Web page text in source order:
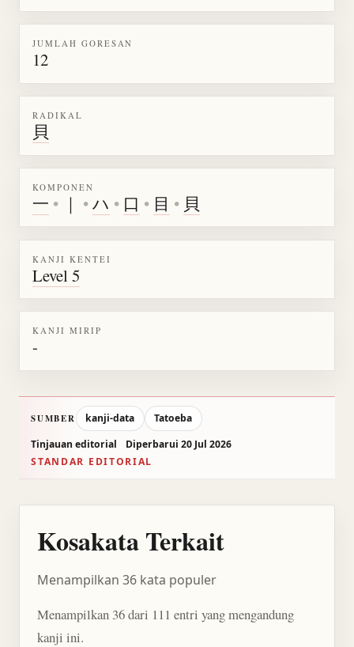
JUMLAH GORESAN
12
RADIKAL
貝
KOMPONEN
一 • ｜ •ハ • 口 • 目 • 貝
KANJI KENTEI
Level 5
KANJI MIRIP
-
SUMBER kanji-data
Tatoeba
Tinjauan editorial
Diperbarui 20 Jul 2026
STANDAR EDITORIAL
Kosakata Terkait
Menampilkan 36 kata populer
Menampilkan 36 dari 111 entri yang mengandung
kanji ini.